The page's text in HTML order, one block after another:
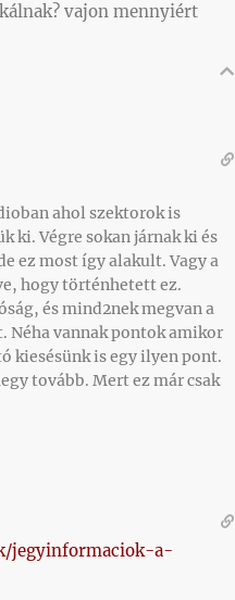
vajon mennyiért
ahol szektorok is
ki. Végre sokan járnak ki és
ez most így alakult. Vagy a
hogy történhetett ez.
és mind2nek megvan a
Néha vannak pontok amikor
kiesésünk is egy ilyen pont.
tovább. Mert ez már csak
jegyinformaciok-a-